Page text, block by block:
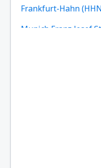
Frankfurt-Hahn
Munich Franz Josef